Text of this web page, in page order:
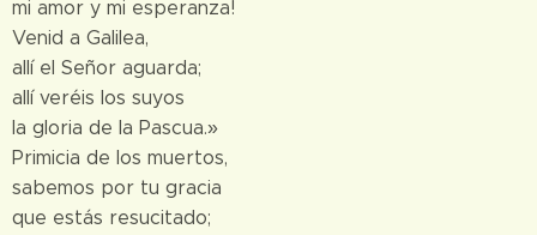
mi amor y mi esperanza!
Venid a Galilea,
allí el Señor aguarda;
allí veréis los suyos
la gloria de la Pascua.»
Primicia de los muertos,
sabemos por tu gracia
que estás resucitado;